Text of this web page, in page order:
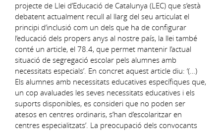
projecte de Llei d’Educació de Catalunya (LEC) que s’està
debatent actualment recull al llarg del seu articulat el
principi d’inclusió com un dels que ha de configurar
l’educació dels propers anys al nostre país, la llei també
conté un article, el 78.4, que permet mantenir l’actual
situació de segregació escolar pels alumnes amb
necessitats especials’. En concret aquest article diu: ‘(…)
Els alumnes amb necessitats educatives específiques que,
un cop avaluades les seves necessitats educatives i els
suports disponibles, es consideri que no poden ser
atesos en centres ordinaris, s’han d’escolaritzar en
centres especialitzats’. La preocupació dels convocants